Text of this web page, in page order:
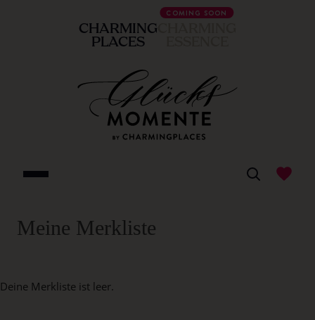
CHARMING
PLACES
COMING SOON
Meine Merkliste
Deine Merkliste ist leer.